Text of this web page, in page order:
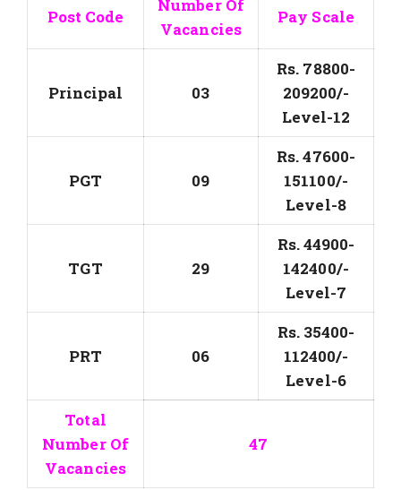
Post Code
Number Of
Vacancies
Pay Scale
Principal 03
Rs. 78800-
209200/-
Level-12
PGT 09
Rs. 47600-
151100/-
Level-8
TGT 29
Rs. 44900-
142400/-
Level-7
PRT 06
Rs. 35400-
112400/-
Level-6
Total
Number Of
Vacancies
47